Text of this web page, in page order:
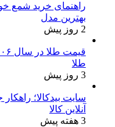
راهنمای خرید شمع
بهترین مدل
2 روز پیش
طلا
3 روز پیش
سایت بیدکالا؛
آنلاین کالا
3 هفته پیش